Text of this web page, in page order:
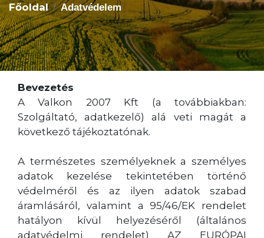
Főoldal Adatvédelem
Bevezetés
A Valkon 2007 Kft (a továbbiakban:
Szolgáltató, adatkezelő) alá veti magát a
következő tájékoztatónak.
A természetes személyeknek a személyes
adatok kezelése tekintetében történő
védelméről és az ilyen adatok szabad
áramlásáról, valamint a 95/46/EK rendelet
hatályon kívül helyezéséről (általános
adatvédelmi rendelet) AZ EURÓPAI